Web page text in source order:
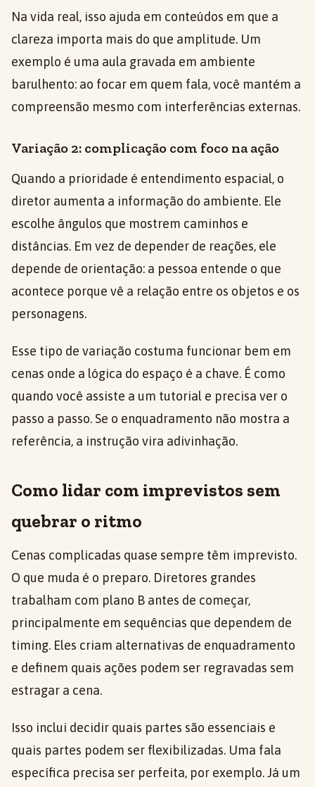
Na vida real, isso ajuda em conteúdos em que a
clareza importa mais do que amplitude. Um
exemplo é uma aula gravada em ambiente
barulhento: ao focar em quem fala, você mantém a
compreensão mesmo com interferências externas.
Variação 2: complicação com foco na ação
Quando a prioridade é entendimento espacial, o
diretor aumenta a informação do ambiente. Ele
escolhe ângulos que mostrem caminhos e
distâncias. Em vez de depender de reações, ele
depende de orientação: a pessoa entende o que
acontece porque vê a relação entre os objetos e os
personagens.
Esse tipo de variação costuma funcionar bem em
cenas onde a lógica do espaço é a chave. É como
quando você assiste a um tutorial e precisa ver o
passo a passo. Se o enquadramento não mostra a
referência, a instrução vira adivinhação.
Como lidar com imprevistos sem
quebrar o ritmo
Cenas complicadas quase sempre têm imprevisto.
O que muda é o preparo. Diretores grandes
trabalham com plano B antes de começar,
principalmente em sequências que dependem de
timing. Eles criam alternativas de enquadramento
e definem quais ações podem ser regravadas sem
estragar a cena.
Isso inclui decidir quais partes são essenciais e
quais partes podem ser flexibilizadas. Uma fala
específica precisa ser perfeita, por exemplo. Já um